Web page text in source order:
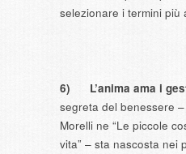
selezionare i termini più
6) L’anima ama i
segreta del benessere
Morelli ne “Le piccole
vita” – sta nascosta nei